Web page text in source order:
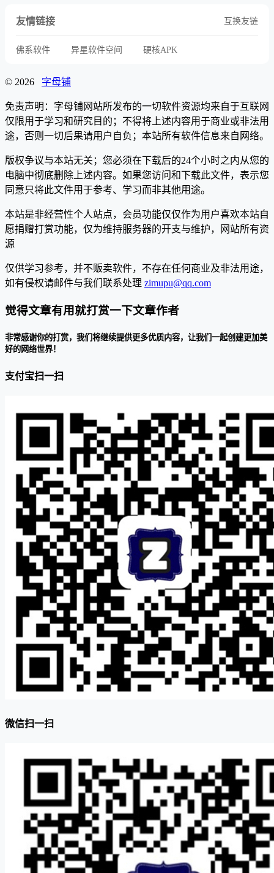
友情链接 互换友链
佛系软件 异星软件空间 硬核APK
© 2026 字母铺
免责声明：字母铺网站所发布的一切软件资源均来自于互联网
仅限用于学习和研究目的；不得将上述内容用于商业或非法用
途，否则一切后果请用户自负；本站所有软件信息来自网络。
版权争议与本站无关；您必须在下载后的24个小时之内从您的
电脑中彻底删除上述内容。如果您访问和下载此文件，表示您
同意只将此文件用于参考、学习而非其他用途。
本站是非经营性个人站点，会员功能仅仅作为用户喜欢本站自
愿捐赠打赏功能，仅为维持服务器的开支与维护，网站所有资
源
仅供学习参考，并不贩卖软件，不存在任何商业及非法用途，
如有侵权请邮件与我们联系处理 zimupu@qq.com
觉得文章有用就打赏一下文章作者
非常感谢你的打赏，我们将继续提供更多优质内容，让我们一起创建更加美
好的网络世界！
支付宝扫一扫
微信扫一扫